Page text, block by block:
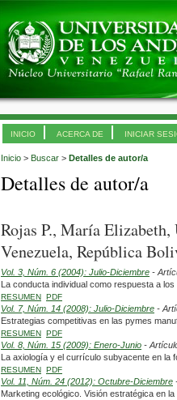
INICIO ACERCA DE INICIAR
Inicio > Buscar > Detalles de autor/a
Detalles de autor/a
Rojas P., María
Venezuela, República
Vol. 3, Núm. 6 (2004): Julio-Diciembre -
La conducta individual como respuesta a
RESUMEN PDF
Vol. 7, Núm. 14 (2008): Julio-Diciembre -
Estrategias competitivas en las pymes
RESUMEN PDF
Vol. 8, Núm. 15 (2009): Enero-Junio -
La axiología y el currículo subyacente en la
RESUMEN PDF
Vol. 11, Núm. 24 (2012): Octubre-Diciembre
Marketing ecológico. Visión estratégica en